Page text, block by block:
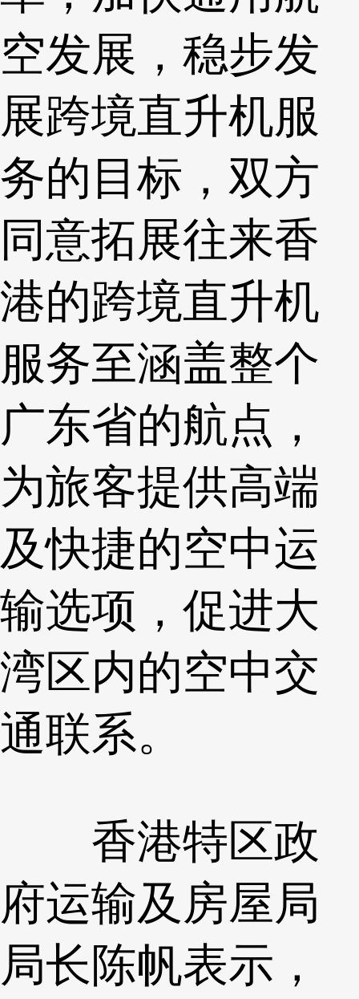
空发展，稳步发
展跨境直升机服
务的目标，双方
同意拓展往来香
港的跨境直升机
服务至涵盖整个
广东省的航点，
为旅客提供高端
及快捷的空中运
输选项，促进大
湾区内的空中交
通联系。
香港特区政
府运输及房屋局
局长陈帆表示，